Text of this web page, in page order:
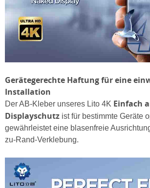
Gerätegerechte Haftung für eine
Installation
Der AB-Kleber unseres Lito 4K Einfach
Displayschutz ist für bestimmte Geräte
gewährleistet eine blasenfreie
zu-Rand-Verklebung.